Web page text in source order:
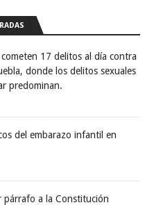
17 delitos al día contra
donde los delitos sexuales
predominan.
del embarazo infantil en
párrafo a la Constitución